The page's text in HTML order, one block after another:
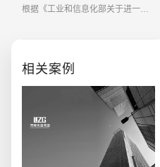
根据《工业和信息化部关于进一步
“严格落实域名注册申
相关案例